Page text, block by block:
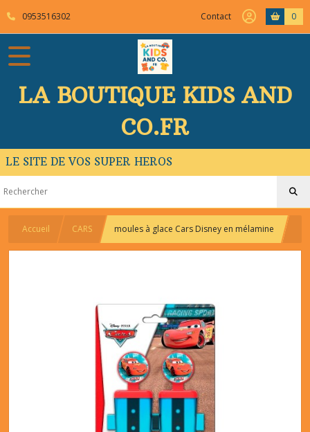
0953516302 Contact 0
LA BOUTIQUE KIDS AND
CO.FR
LE SITE DE VOS SUPER HEROS
Accueil CARS moules à glace Cars Disney en mélamine